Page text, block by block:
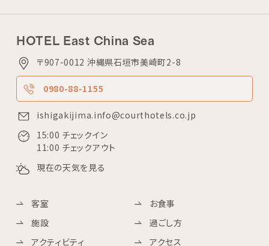
HOTEL East China Sea
〒907-0012 沖縄県石垣市美崎町2-8
0980-88-1155
ishigakijima.info@courthotels.co.jp
15:00 チェックイン
11:00 チェックアウト
現在の天気を見る
客室
お食事
施設
過ごし方
アクティビティ
アクセス